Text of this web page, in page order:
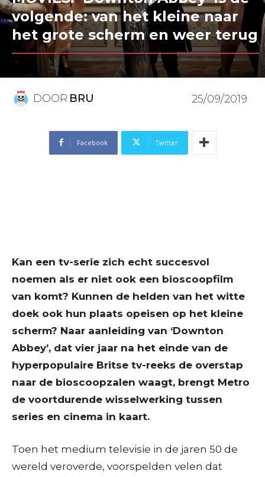
volgende: van het kleine naar
het grote scherm en weer terug
DOOR BRU 25/09/2019
Facebook Twitter
Kan een tv-serie zich echt succesvol
noemen als er niet ook een bioscoopfilm
van komt? Kunnen de helden van het witte
doek ook hun plaats opeisen op het kleine
scherm? Naar aanleiding van ‘Downton
Abbey’, dat vier jaar na het einde van de
hyperpopulaire Britse tv-reeks de overstap
naar de bioscoopzalen waagt, brengt Metro
de voortdurende wisselwerking tussen
series en cinema in kaart.
Toen het medium televisie in de jaren 50 de
wereld veroverde, voorspelden velen dat